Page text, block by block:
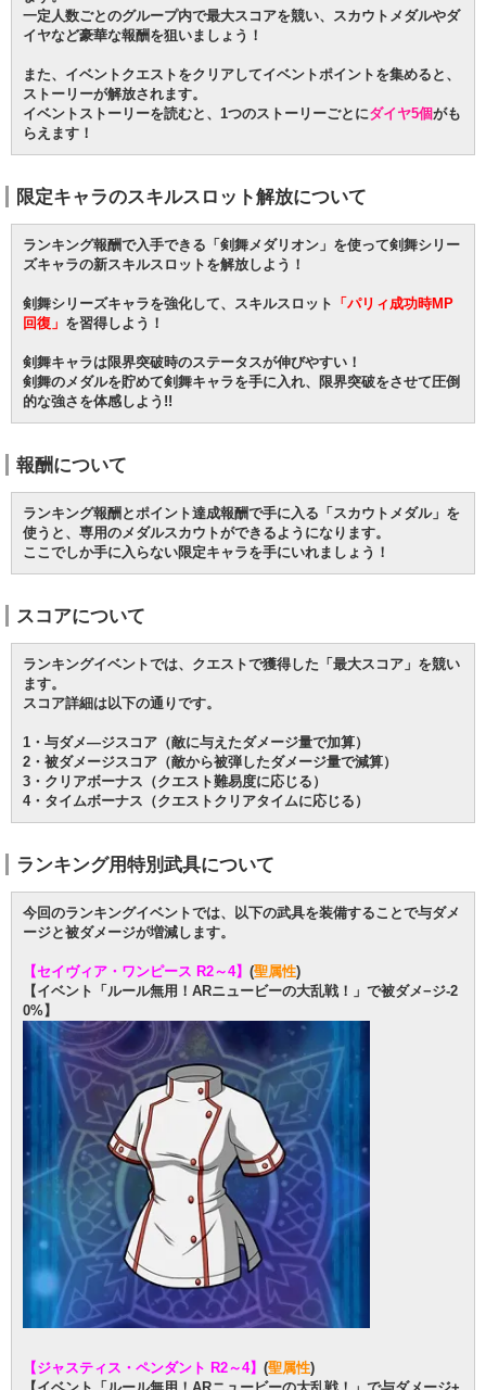
一定人数ごとのグループ内で最大スコアを競い、スカウトメダルやダ
イヤなど豪華な報酬を狙いましょう！
また、イベントクエストをクリアしてイベントポイントを集めると、
ストーリーが解放されます。
イベントストーリーを読むと、1つのストーリーごとにダイヤ5個がも
らえます！
限定キャラのスキルスロット解放について
ランキング報酬で入手できる「剣舞メダリオン」を使って剣舞シリー
ズキャラの新スキルスロットを解放しよう！
剣舞シリーズキャラを強化して、スキルスロット 「パリィ成功時MP
回復」 を習得しよう！
剣舞キャラは限界突破時のステータスが伸びやすい！
剣舞のメダルを貯めて剣舞キャラを手に入れ、限界突破をさせて圧倒
的な強さを体感しよう!!
報酬について
ランキング報酬とポイント達成報酬で手に入る「スカウトメダル」を
使うと、専用のメダルスカウトができるようになります。
ここでしか手に入らない限定キャラを手にいれましょう！
スコアについて
ランキングイベントでは、クエストで獲得した「最大スコア」を競い
ます。
スコア詳細は以下の通りです。
1・与ダメ―ジスコア（敵に与えたダメージ量で加算）
2・被ダメージスコア（敵から被弾したダメージ量で減算）
3・クリアボーナス（クエスト難易度に応じる）
4・タイムボーナス（クエストクリアタイムに応じる）
ランキング用特別武具について
今回のランキングイベントでは、以下の武具を装備することで与ダメ
ージと被ダメージが増減します。
【セイヴィア・ワンピース R2～4】 (聖属性)
【イベント「ルール無用！ARニュービーの大乱戦！」で被ダメ−ジ-2
0%】
【ジャスティス・ペンダント R2～4】 (聖属性)